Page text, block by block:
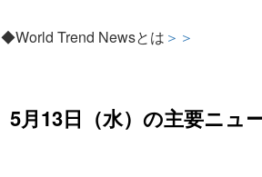
◆World Trend Newsとは ＞＞
5月13日（水）の主要ニュ